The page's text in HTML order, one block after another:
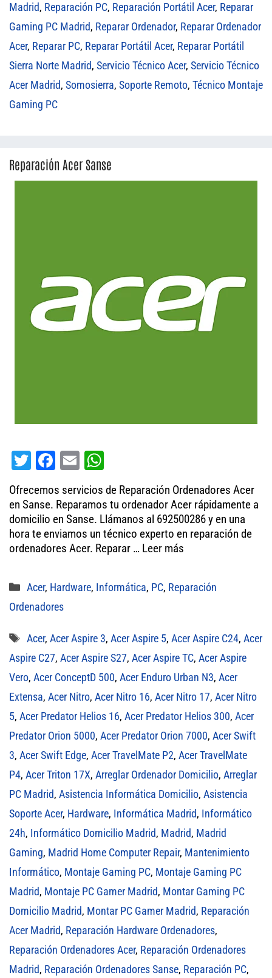
Madrid, Reparación PC, Reparación Portátil Acer, Reparar
Gaming PC Madrid, Reparar Ordenador, Reparar Ordenador
Acer, Reparar PC, Reparar Portátil Acer, Reparar Portátil
Sierra Norte Madrid, Servicio Técnico Acer, Servicio Técnico
Acer Madrid, Somosierra, Soporte Remoto, Técnico Montaje
Gaming PC
Reparación Acer Sanse
T
tt
er
Fa
bo
ok
E
m
ail
ha
ts
A
pp
Ofrecemos servicios de Reparación Ordenadores Acer
en Sanse. Reparamos tu ordenador Acer rápidamente a
domicilio en Sanse. Llámanos al 692500286 y en una
hora te enviamos un técnico experto en reparación de
ordenadores Acer. Reparar … Leer más
Categorías
Acer, Hardware, Informática, PC, Reparación
Ordenadores
Etiquetas
Acer, Acer Aspire 3, Acer Aspire 5, Acer Aspire C24, Acer
Aspire C27, Acer Aspire S27, Acer Aspire TC, Acer Aspire
Vero, Acer ConceptD 500, Acer Enduro Urban N3, Acer
Extensa, Acer Nitro, Acer Nitro 16, Acer Nitro 17, Acer Nitro
5, Acer Predator Helios 16, Acer Predator Helios 300, Acer
Predator Orion 5000, Acer Predator Orion 7000, Acer Swift
3, Acer Swift Edge, Acer TravelMate P2, Acer TravelMate
P4, Acer Triton 17X, Arreglar Ordenador Domicilio, Arreglar
PC Madrid, Asistencia Informática Domicilio, Asistencia
Soporte Acer, Hardware, Informática Madrid, Informático
24h, Informático Domicilio Madrid, Madrid, Madrid
Gaming, Madrid Home Computer Repair, Mantenimiento
Informático, Montaje Gaming PC, Montaje Gaming PC
Madrid, Montaje PC Gamer Madrid, Montar Gaming PC
Domicilio Madrid, Montar PC Gamer Madrid, Reparación
Acer Madrid, Reparación Hardware Ordenadores,
Reparación Ordenadores Acer, Reparación Ordenadores
Madrid, Reparación Ordenadores Sanse, Reparación PC,